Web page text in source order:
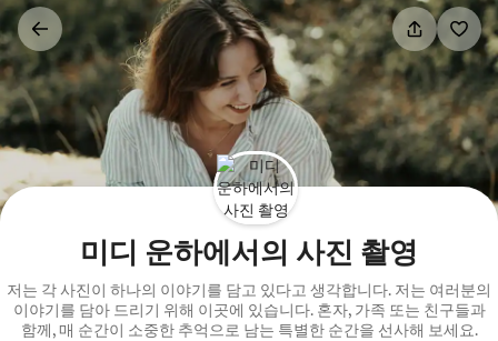
콘텐츠로
바로가기
미디 운하에서의 사진 촬영
저는 각 사진이 하나의 이야기를 담고 있다고 생각합니다. 저는 여러분의
이야기를 담아 드리기 위해 이곳에 있습니다. 혼자, 가족 또는 친구들과
함께, 매 순간이 소중한 추억으로 남는 특별한 순간을 선사해 보세요.